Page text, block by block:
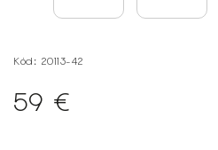
Kód: 20113-42
59 €